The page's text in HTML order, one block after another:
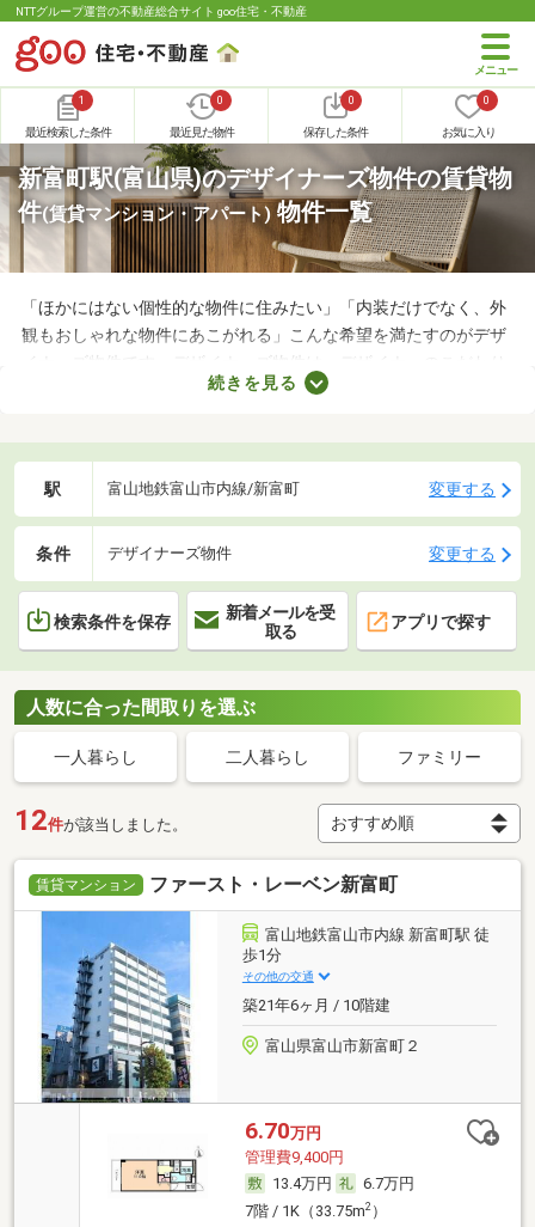
NTTグループ運営の不動産総合サイト goo住宅・不動産
1
最近検索した条件
0
最近見た物件
0
保存した条件
0
お気に入り
新富町駅(富山県)のデザイナーズ物件の賃貸物
件(賃貸マンション・アパート)物件一覧
「ほかにはない個性的な物件に住みたい」「内装だけでなく、外
観もおしゃれな物件にあこがれる」こんな希望を満たすのがデザ
イナーズ物件です。デザイナーズ物件は、デザイナーのこだわり
が詰められたおしゃれな建物であることがポイント。ここでデザ
くださいね。
続きを見る
駅 富山地鉄富山市内線/新富町 変更する
条件 デザイナーズ物件 変更する
検索条件を保存
新着メールを受
取る
アプリで探す
人数に合った間取りを選ぶ
一人暮らし 二人暮らし ファミリー
12件が該当しました。
賃貸マンション ファースト・レーベン新富町
富山地鉄富山市内線 新富町駅 徒
歩1分
その他の交通
築21年6ヶ月 / 10階建
富山県富山市新富町２
6.70万円
管理費9,400円
13.4万円
6.7万円
7階 / 1K（33.75m2）